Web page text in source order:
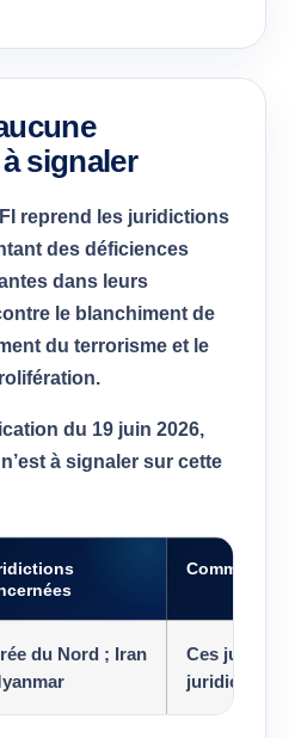
signaler
reprend les juridictions
des déficiences
dans leurs
le blanchiment de
du terrorisme et le
du 19 juin 2026,
à signaler sur cette
Commentaire
du Nord ; Iran
Ces
juridictions